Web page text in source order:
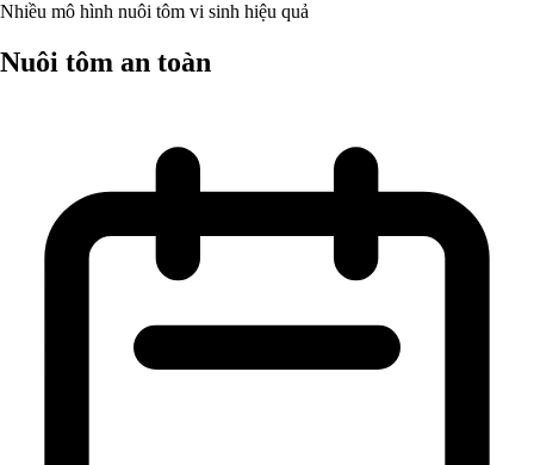
Nhiều mô hình nuôi tôm vi sinh hiệu quả
Nuôi tôm an toàn